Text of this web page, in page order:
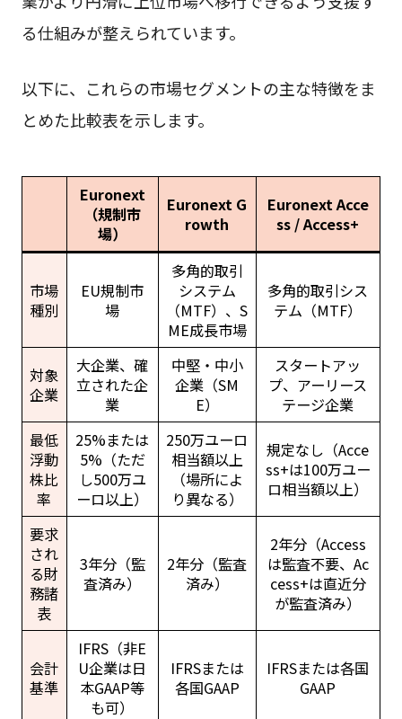
る仕組みが整えられています。
以下に、これらの市場セグメントの主な特徴をま
とめた比較表を示します。
Euronext
（規制市
場）
Euronext G
rowth
Euronext Acce
ss / Access+
市場
種別
EU規制市
場
多角的取引
システム
（MTF）、S
ME成長市場
多角的取引シス
テム（MTF）
対象
企業
大企業、確
立された企
業
中堅・中小
企業（SM
E）
スタートアッ
プ、アーリース
テージ企業
最低
浮動
株比
率
25%または
5%（ただ
し500万ユ
ーロ以上）
250万ユーロ
相当額以上
（場所によ
り異なる）
規定なし（Acce
ss+は100万ユー
ロ相当額以上）
要求
され
る財
務諸
表
3年分（監
査済み）
2年分（監査
済み）
2年分（Access
は監査不要、Ac
cess+は直近分
が監査済み）
会計
基準
IFRS（非E
U企業は日
本GAAP等
も可）
IFRSまたは
各国GAAP
IFRSまたは各国
GAAP